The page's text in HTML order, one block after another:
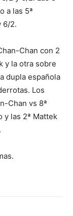
a las 5ª
6/2.
Chan con 2
y la otra sobre
dupla española
Los
Chan vs 8ª
y las 2ª Mattek